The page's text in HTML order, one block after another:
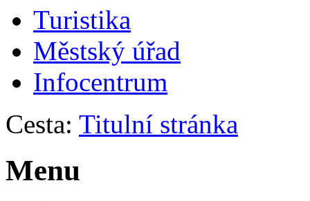
Turistika
Městský úřad
Infocentrum
Cesta: Titulní stránka
Menu